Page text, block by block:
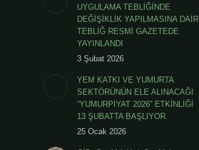
UYGULAMA TEBLİĞİNDE
DEĞİŞİKLİK YAPILMASINA DAİR
TEBLİĞ RESMİ GAZETEDE
YAYINLANDI
3 Şubat 2026
YEM KATKI VE YUMURTA
SEKTÖRÜNÜN ELE ALINACAĞI
“YUMURPİYAT 2026” ETKİNLİĞİ
13 ŞUBATTA BAŞLIYOR.
25 Ocak 2026